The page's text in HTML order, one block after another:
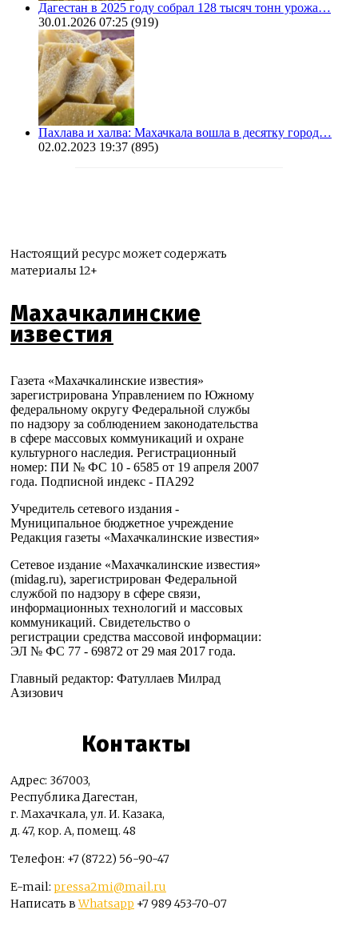
Дагестан в 2025 году собрал 128 тысяч тонн урожа…
30.01.2026 07:25 (919)
Пахлава и халва: Махачкала вошла в десятку город…
02.02.2023 19:37 (895)
Настоящий ресурс может содержать
материалы 12+
Махачкалинские
известия
Газета «Махачкалинские известия»
зарегистрирована Управлением по Южному
федеральному округу Федеральной службы
по надзору за соблюдением законодательства
в сфере массовых коммуникаций и охране
культурного наследия. Регистрационный
номер: ПИ № ФС 10 - 6585 от 19 апреля 2007
года. Подписной индекс - ПА292
Учредитель сетевого издания -
Муниципальное бюджетное учреждение
Редакция газеты «Махачкалинские известия»
Сетевое издание «Махачкалинские известия»
(midag.ru), зарегистрирован Федеральной
службой по надзору в сфере связи,
информационных технологий и массовых
коммуникаций. Свидетельство о
регистрации средства массовой информации:
ЭЛ № ФС 77 - 69872 от 29 мая 2017 года.
Главный редактор: Фатуллаев Милрад
Азизович
Контакты
Адрес: 367003,
Республика Дагестан,
г. Махачкала, ул. И. Казака,
д. 47, кор. А, помещ. 48
Телефон: +7 (8722) 56-90-47
E-mail: pressa2mi@mail.ru
Написать вWhatsapp +7 989 453-70-07